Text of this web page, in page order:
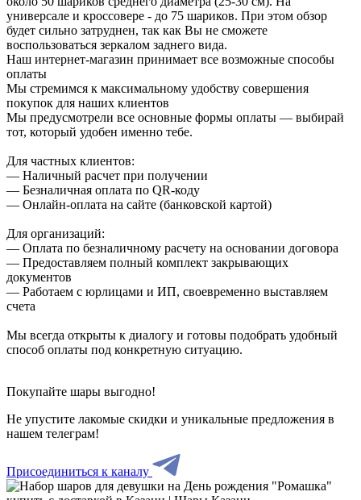
универсале и кроссовере - до 75 шариков. При этом обзор
будет сильно затруднен, так как Вы не сможете
воспользоваться зеркалом заднего вида.
Наш интернет-магазин принимает все возможные способы
оплаты
Мы стремимся к максимальному удобству совершения
покупок для наших клиентов
Мы предусмотрели все основные формы оплаты — выбирай
тот, который удобен именно тебе.
Для частных клиентов:
— Наличный расчет при получении
— Безналичная оплата по QR-коду
— Онлайн-оплата на сайте (банковской картой)
Для организаций:
— Оплата по безналичному расчету на основании договора
— Предоставляем полный комплект закрывающих
документов
— Работаем с юрлицами и ИП, своевременно выставляем
счета
Мы всегда открыты к диалогу и готовы подобрать удобный
способ оплаты под конкретную ситуацию.
Покупайте шары выгодно!
Не упустите лакомые скидки и уникальные предложения в
нашем телеграм!
Присоединиться к каналу